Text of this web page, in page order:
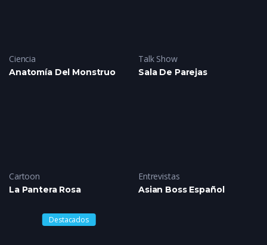
Ciencia
Anatomía Del Monstruo
Talk Show
Sala De Parejas
Cartoon
La Pantera Rosa
Entrevistas
Asian Boss Español
Destacados